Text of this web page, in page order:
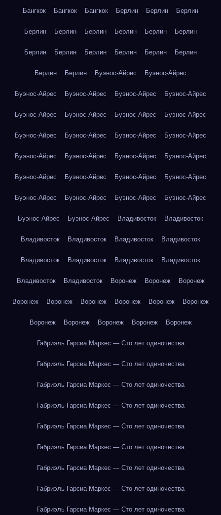
Бангкок Бангкок Бангкок Берлин Берлин Берлин
Берлин Берлин Берлин Берлин Берлин Берлин
Берлин Берлин Берлин Берлин Берлин Берлин
Берлин Берлин Буэнос-Айрес Буэнос-Айрес
Буэнос-Айрес Буэнос-Айрес Буэнос-Айрес Буэнос-Айрес
Буэнос-Айрес Буэнос-Айрес Буэнос-Айрес Буэнос-Айрес
Буэнос-Айрес Буэнос-Айрес Буэнос-Айрес Буэнос-Айрес
Буэнос-Айрес Буэнос-Айрес Буэнос-Айрес Буэнос-Айрес
Буэнос-Айрес Буэнос-Айрес Буэнос-Айрес Буэнос-Айрес
Буэнос-Айрес Буэнос-Айрес Буэнос-Айрес Буэнос-Айрес
Буэнос-Айрес Буэнос-Айрес Владивосток Владивосток
Владивосток Владивосток Владивосток Владивосток
Владивосток Владивосток Владивосток Владивосток
Владивосток Владивосток Воронеж Воронеж Воронеж
Воронеж Воронеж Воронеж Воронеж Воронеж Воронеж
Воронеж Воронеж Воронеж Воронеж Воронеж
Габриэль Гарсиа Маркес — Сто лет одиночества
Габриэль Гарсиа Маркес — Сто лет одиночества
Габриэль Гарсиа Маркес — Сто лет одиночества
Габриэль Гарсиа Маркес — Сто лет одиночества
Габриэль Гарсиа Маркес — Сто лет одиночества
Габриэль Гарсиа Маркес — Сто лет одиночества
Габриэль Гарсиа Маркес — Сто лет одиночества
Габриэль Гарсиа Маркес — Сто лет одиночества
Габриэль Гарсиа Маркес — Сто лет одиночества